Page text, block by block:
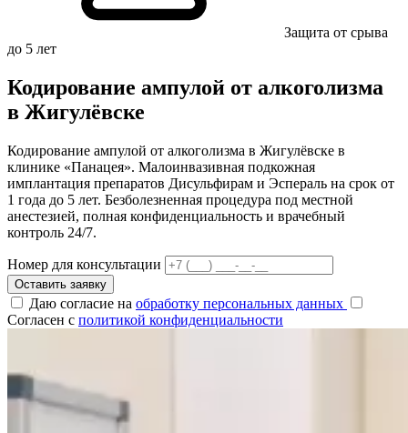
Защита от срыва
до 5 лет
Кодирование ампулой от алкоголизма
в Жигулёвске
Кодирование ампулой от алкоголизма в Жигулёвске в
клинике «Панацея». Малоинвазивная подкожная
имплантация препаратов Дисульфирам и Эспераль на срок от
1 года до 5 лет. Безболезненная процедура под местной
анестезией, полная конфиденциальность и врачебный
контроль 24/7.
Номер для консультации
Оставить заявку
Даю согласие на обработку персональных данных
Согласен с политикой конфиденциальности